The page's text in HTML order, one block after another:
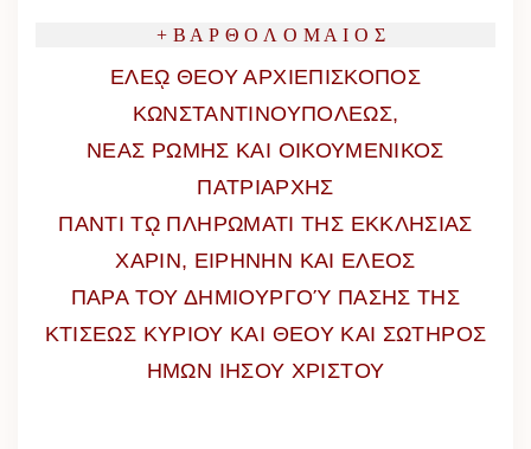
+ Β Α Ρ Θ Ο Λ Ο Μ Α Ι Ο Σ
ΕΛΕῼ ΘΕΟΥ ΑΡΧΙΕΠΙΣΚΟΠΟΣ
ΚΩΝΣΤΑΝΤΙΝΟΥΠΟΛΕΩΣ,
ΝΕΑΣ ΡΩΜΗΣ ΚΑΙ ΟΙΚΟΥΜΕΝΙΚΟΣ
ΠΑΤΡΙΑΡΧΗΣ
ΠΑΝΤΙ Τῼ ΠΛΗΡΩΜΑΤΙ ΤΗΣ ΕΚΚΛΗΣΙΑΣ
ΧΑΡΙΝ, ΕΙΡΗΝΗΝ ΚΑΙ ΕΛΕΟΣ
ΠΑΡΑ ΤΟΥ ΔΗΜΙΟΥΡΓΟΎ ΠΑΣΗΣ ΤΗΣ
ΚΤΙΣΕΩΣ ΚΥΡΙΟΥ ΚΑΙ ΘΕΟΥ ΚΑΙ ΣΩΤΗΡΟΣ
ΗΜΩΝ ΙΗΣΟΥ ΧΡΙΣΤΟΥ